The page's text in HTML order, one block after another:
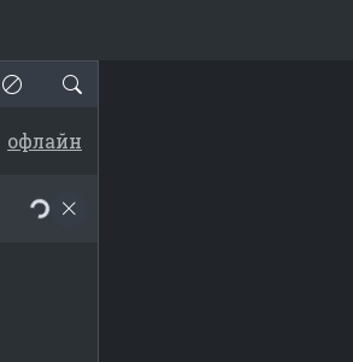
офлайн